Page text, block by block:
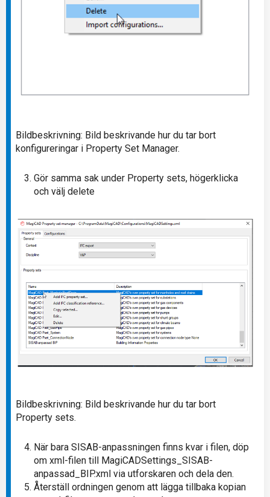
Bildbeskrivning: Bild beskrivande hur du tar bort
konfigureringar i Property Set Manager.
Gör samma sak under Property sets, högerklicka
och välj delete
Bildbeskrivning: Bild beskrivande hur du tar bort
Property sets.
När bara SISAB-anpassningen finns kvar i filen, döp
om xml-filen till MagiCADSettings_SISAB-
anpassad_BIP.xml via utforskaren och dela den.
Återställ ordningen genom att lägga tillbaka kopian